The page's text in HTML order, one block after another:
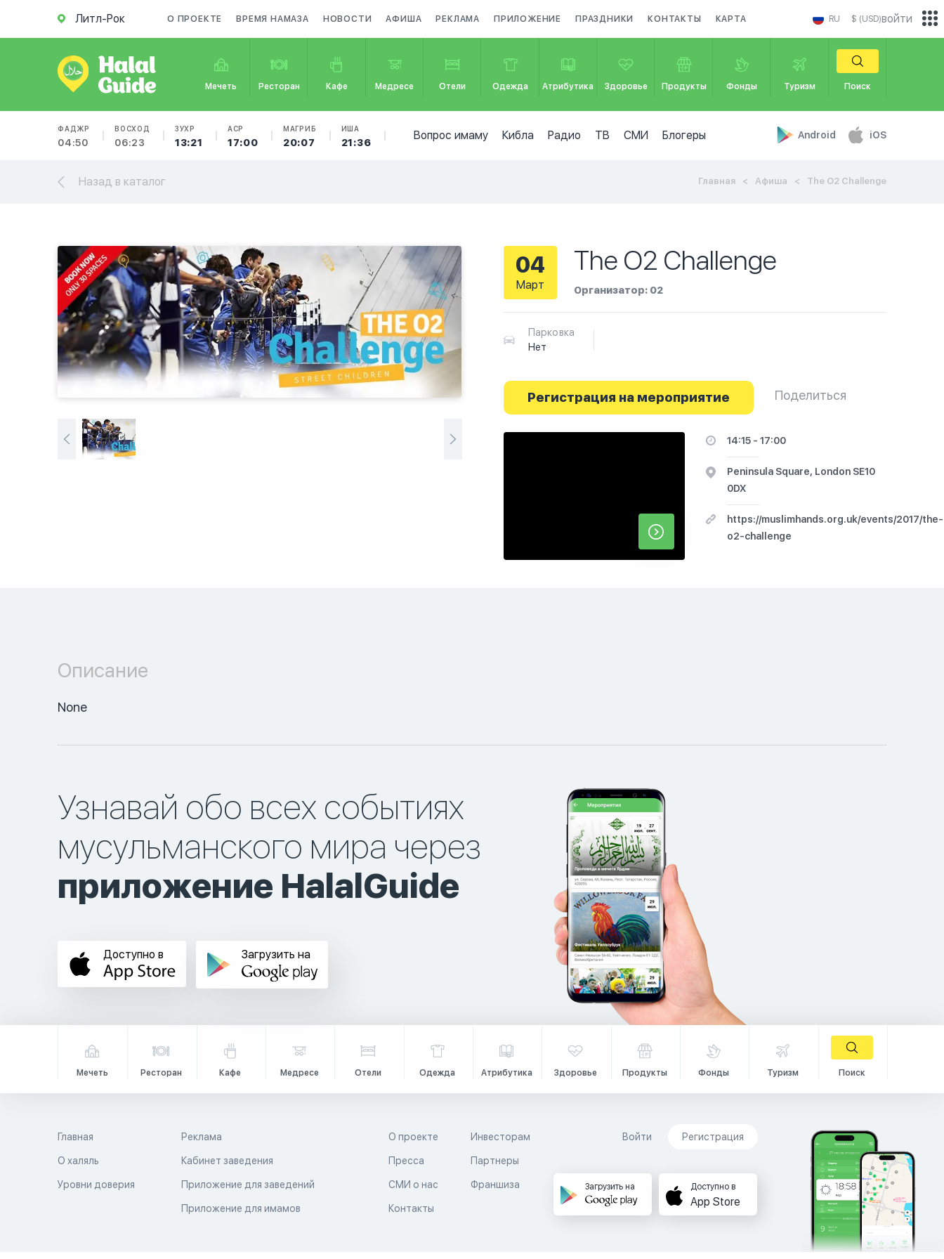
Литл-Рок О ПРОЕКТЕ ВРЕМЯ НАМАЗА НОВОСТИ АФИША РЕКЛАМА ПРИЛОЖЕНИЕ ПРАЗДНИКИ КОНТАКТЫ КАРТА RU $ (USD)
Мечеть Ресторан Кафе Медресе Отели Одежда Атрибутика Здоровье Продукты Фонды Туризм Поиск
ФАДЖР
04:50
ВОСХОД
06:23
ЗУХР
13:21
АСР
17:00
МАГРИБ
20:07
ИША
21:36
Вопрос имаму Кибла Радио ТВ СМИ Блогеры Android iOS
войти
Назад в каталог Главная Афиша The O2 Challenge
04
Март
The O2 Challenge
Организатор: 02
Парковка
Нет
Регистрация на мероприятие Поделиться
14:15 - 17:00
Peninsula Square, London SE10
0DX
https://muslimhands.org.uk/events/2017/the-
o2-challenge
Описание
None
Узнавай обо всех событиях
мусульманского мира через
приложение HalalGuide
Доступно в Загрузить на
Мечеть Ресторан Кафе Медресе Отели Одежда Атрибутика Здоровье Продукты Фонды Туризм Поиск
Главная
О халяль
Уровни доверия
Реклама
Кабинет заведения
Приложение для заведений
Приложение для имамов
О проекте
Пресса
СМИ о нас
Контакты
Инвесторам
Партнеры
Франшиза
Войти Регистрация
Загрузить на Доступно в
App Store